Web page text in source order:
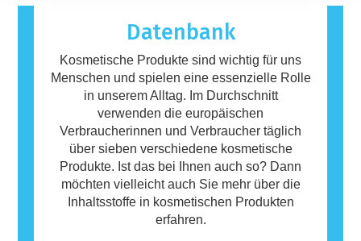
Körperpflegeprodukte können Inhaltsstoffe
enthalten, die bei manchen Menschen eine
Allergie auslösen können. Das bedeutet
jedoch nicht, dass das Produkt für andere
Personen nicht sicher ist.
Datenbank
Kosmetische Produkte sind wichtig für uns
Menschen und spielen eine essenzielle Rolle
in unserem Alltag. Im Durchschnitt
verwenden die europäischen
Verbraucherinnen und Verbraucher täglich
über sieben verschiedene kosmetische
Produkte. Ist das bei Ihnen auch so? Dann
möchten vielleicht auch Sie mehr über die
Inhaltsstoffe in kosmetischen Produkten
erfahren.